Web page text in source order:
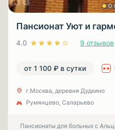
Пансионат Уют и
4.0 9 отзывов
от 1 100 ₽ в сутки
г.Москва, деревня Дудкино
Румянцево, Саларьево
Пансионаты для больных с